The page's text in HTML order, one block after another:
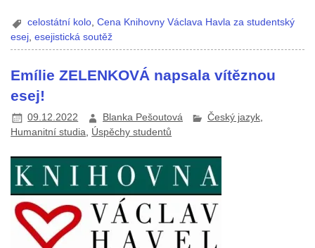
celostátní kolo,Cena Knihovny Václava Havla za studentský
esej ,esejistická soutěž
Emílie ZELENKOVÁ napsala vítěznou
esej!
09.12.2022 Blanka Pešoutová Český jazyk,
Humanitní studia
Úspěchy studentů